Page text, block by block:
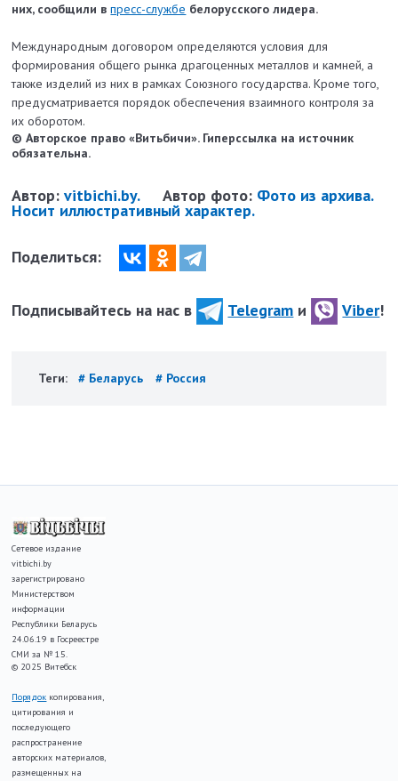
них, сообщили впресс-службе белорусского лидера.
Международным договором определяются условия для
формирования общего рынка драгоценных металлов и камней, а
также изделий из них в рамках Союзного государства. Кроме того,
предусматривается порядок обеспечения взаимного контроля за
их оборотом.
© Авторское право «Витьбичи». Гиперссылка на источник
обязательна.
Автор:vitbichi.by. Автор фото: Фото из архива.
Носит иллюстративный характер.
Поделиться:
Подписывайтесь на нас в Telegram и Viber!
Теги: # Беларусь # Россия
Сетевое издание
vitbichi.by
зарегистрировано
Министерством
информации
Республики Беларусь
24.06.19 в Госреестре
СМИ за № 15.
© 2025 Витебск
Порядок копирования,
цитирования и
последующего
распространение
авторских материалов,
размещенных на